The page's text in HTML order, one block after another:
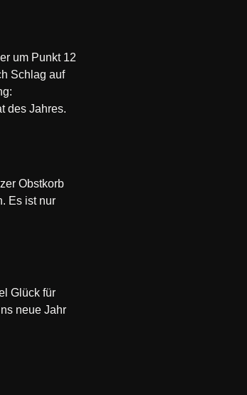
um Punkt 12
Schlag auf
des Jahres.
Obstkorb
Es ist nur
Glück für
neue Jahr